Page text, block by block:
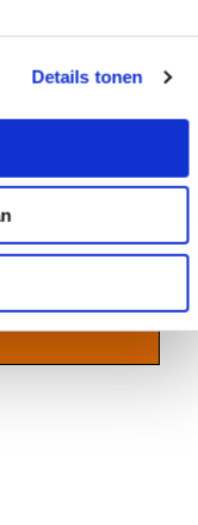
Details tonen